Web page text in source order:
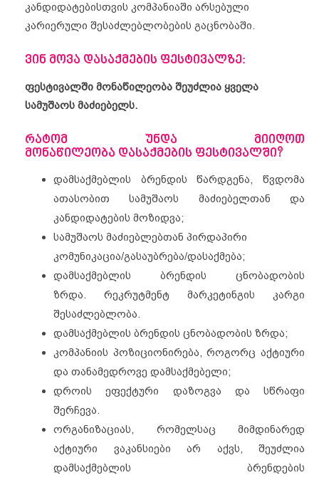
კანდიდატებისთვის კომპანიაში არსებული
კარიერული შესაძლებლობების გაცნობაში.
ვინ მოვა დასაქმების ფესტივალზე:
ფესტივალში მონაწილეობა შეუძლია ყველა
სამუშაოს მაძიებელს.
რატომ უნდა მიიღოთ
მონაწილეობა დასაქმების ფესტივალში?
დამსაქმებლის ბრენდის წარდგენა, წვდომა
ათასობით სამუშაოს მაძიებელთან და
კანდიდატების მოზიდვა;
სამუშაოს მაძიებლებთან პირდაპირი
კომუნიკაცია/გასაუბრება/დასაქმება;
დამსაქმებლის ბრენდის ცნობადობის
ზრდა. რეკრუტმენტ მარკეტინგის კარგი
შესაძლებლობა.
დამსაქმებლის ბრენდის ცნობადობის ზრდა;
კომპანიის პოზიციონირება, როგორც აქტიური
და თანამედროვე დამსაქმებელი;
დროის ეფექტური დაზოგვა და სწრაფი
შერჩევა.
ორგანიზაციას, რომელსაც მიმდინარედ
აქტიური ვაკანსიები არ აქვს, შეუძლია
დამსაქმებლის ბრენდების